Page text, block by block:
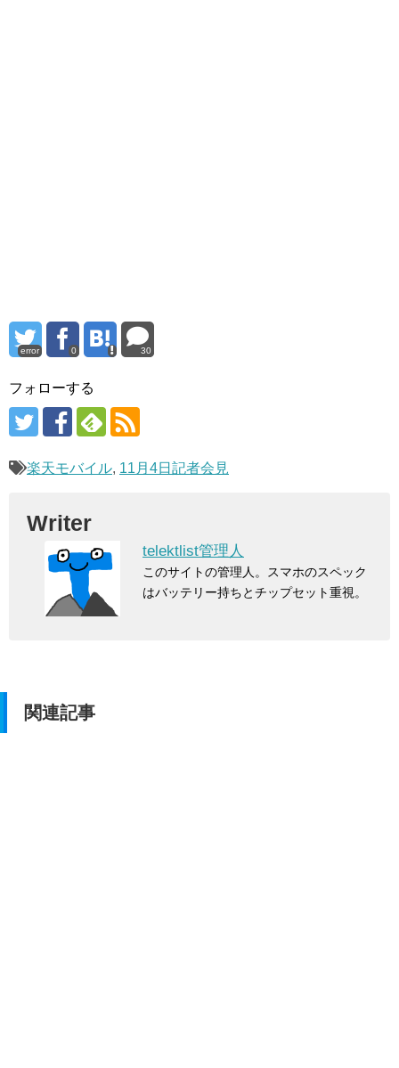
error 0 30
フォローする
楽天モバイル, 11月4日記者会見
Writer
telektlist管理人
このサイトの管理人。スマホのスペック
はバッテリー持ちとチップセット重視。
関連記事